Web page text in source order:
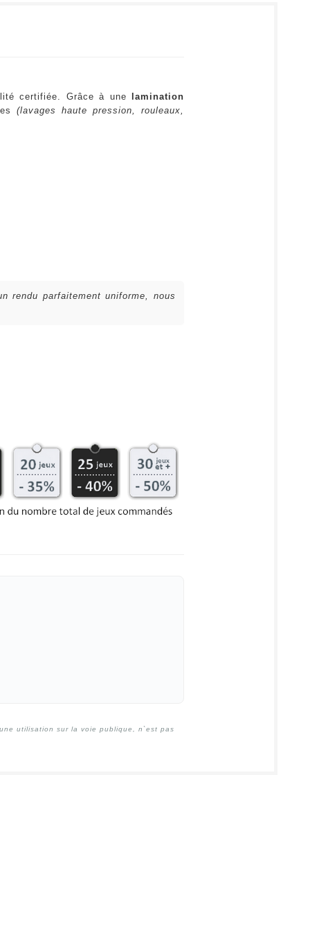
certifiée. Grâce à une
lamination
(lavages haute pression, rouleaux,
parfaitement uniforme, nous
utilisation sur la voie publique, n`est pas